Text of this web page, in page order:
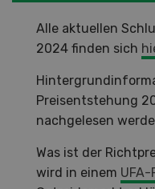
Alle aktuellen
2024 finden sich
Preisentstehung
nachgelesen
Was ist der
wird in einem